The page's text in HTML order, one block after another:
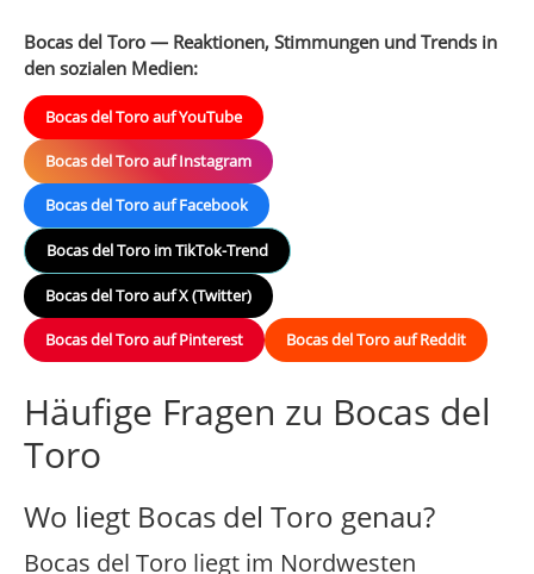
Bocas del Toro — Reaktionen, Stimmungen und Trends in
den sozialen Medien:
Bocas del Toro auf YouTube
Bocas del Toro auf Instagram
Bocas del Toro auf Facebook
Bocas del Toro im TikTok-Trend
Bocas del Toro auf X (Twitter)
Bocas del Toro auf Pinterest Bocas del Toro auf Reddit
Häufige Fragen zu Bocas del
Toro
Wo liegt Bocas del Toro genau?
Bocas del Toro liegt im Nordwesten